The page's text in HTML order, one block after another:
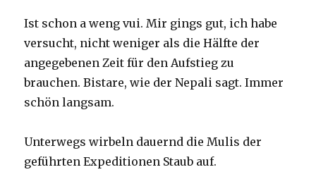
Ist schon a weng vui. Mir gings gut, ich habe
versucht, nicht weniger als die Hälfte der
angegebenen Zeit für den Aufstieg zu
brauchen. Bistare, wie der Nepali sagt. Immer
schön langsam.
Unterwegs wirbeln dauernd die Mulis der
geführten Expeditionen Staub auf.